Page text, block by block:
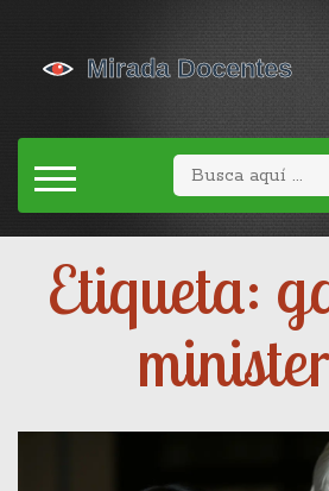
Etiqueta: